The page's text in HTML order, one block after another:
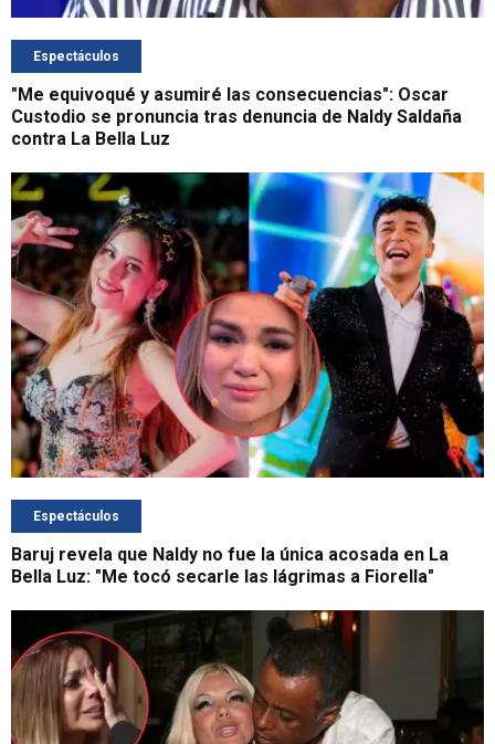
Espectáculos
"Me equivoqué y asumiré las consecuencias": Oscar
Custodio se pronuncia tras denuncia de Naldy Saldaña
contra La Bella Luz
Espectáculos
Baruj revela que Naldy no fue la única acosada en La
Bella Luz: "Me tocó secarle las lágrimas a Fiorella"